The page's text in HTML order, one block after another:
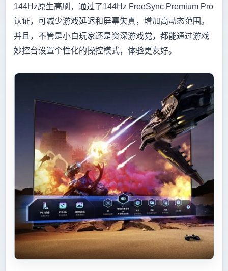
144Hz原生高刷，通过了144Hz FreeSync Premium Pro
认证，可减少游戏延迟和屏幕失真，增加高动态范围。
并且，不管是小白玩家还是资深游戏党，都能通过游戏
妙控台设置个性化的操控模式，体验更友好。